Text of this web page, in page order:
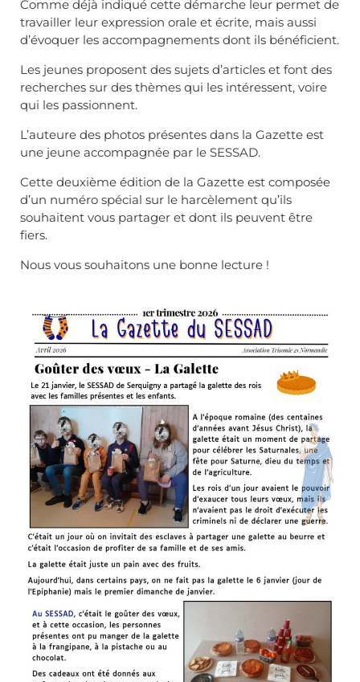
Comme déjà indiqué cette démarche leur permet de
travailler leur expression orale et écrite, mais aussi
d’évoquer les accompagnements dont ils bénéficient.
Les jeunes proposent des sujets d’articles et font des
recherches sur des thèmes qui les intéressent, voire
qui les passionnent.
L’auteure des photos présentes dans la Gazette est
une jeune accompagnée par le SESSAD.
Cette deuxième édition de la Gazette est composée
d’un numéro spécial sur le harcèlement qu’ils
souhaitent vous partager et dont ils peuvent être
fiers.
Nous vous souhaitons une bonne lecture !